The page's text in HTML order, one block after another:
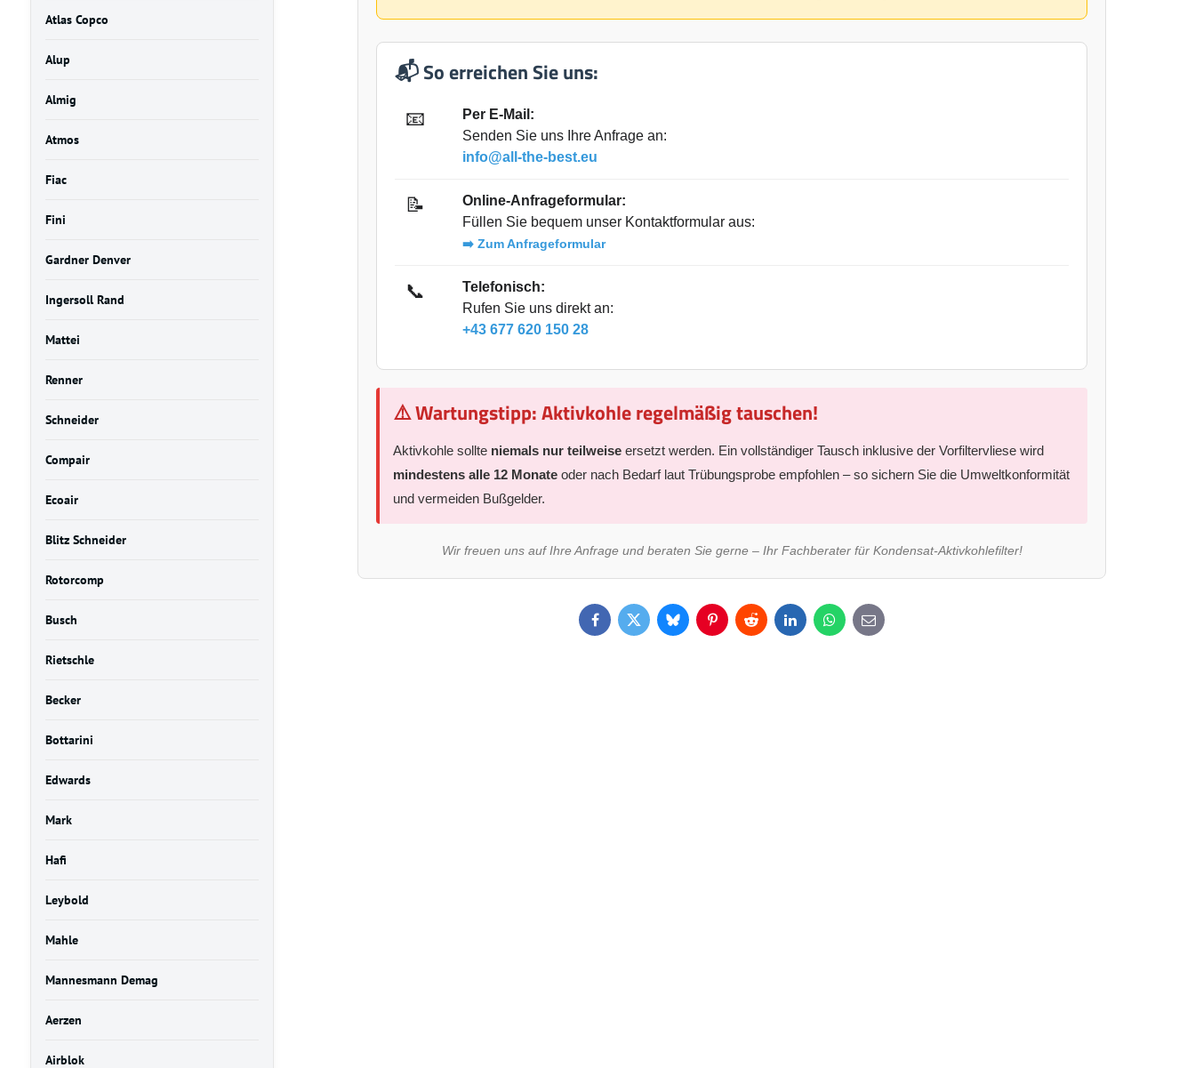
📬 So erreichen Sie uns:
📧
Per E-Mail:
Senden Sie uns Ihre Anfrage an:
info@all-the-best.eu
📝
Online-Anfrageformular:
Füllen Sie bequem unser Kontaktformular aus:
➡️ Zum Anfrageformular
📞
Telefonisch:
Rufen Sie uns direkt an:
+43 677 620 150 28
⚠️ Wartungstipp: Aktivkohle regelmäßig tauschen!
Aktivkohle sollte niemals nur teilweise ersetzt werden. Ein vollständiger Tausch inklusive der Vorfiltervliese wird
mindestens alle 12 Monate oder nach Bedarf laut Trübungsprobe empfohlen – so sichern Sie die Umweltkonformität
und vermeiden Bußgelder.
Wir freuen uns auf Ihre Anfrage und beraten Sie gerne – Ihr Fachberater für Kondensat-Aktivkohlefilter!
FacebookTwitterBlueskyPinterestRedditLinkedInWhatsApp
E-
mail
Atlas Copco
Alup
Almig
Atmos
Fiac
Fini
Gardner Denver
Ingersoll Rand
Mattei
Renner
Schneider
Compair
Ecoair
Blitz Schneider
Rotorcomp
Busch
Rietschle
Becker
Bottarini
Edwards
Mark
Hafi
Leybold
Mahle
Mannesmann Demag
Aerzen
Airblok